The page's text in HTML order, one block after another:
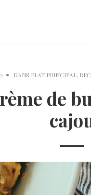
DANS PLAT PRINCIPAL,
de